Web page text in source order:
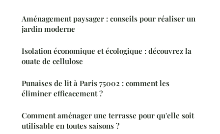
Aménagement paysager : conseils pour réaliser un
jardin moderne
Isolation économique et écologique : découvrez la
ouate de cellulose
Punaises de lit à Paris 75002 : comment les
éliminer efficacement ?
Comment aménager une terrasse pour qu'elle soit
utilisable en toutes saisons ?